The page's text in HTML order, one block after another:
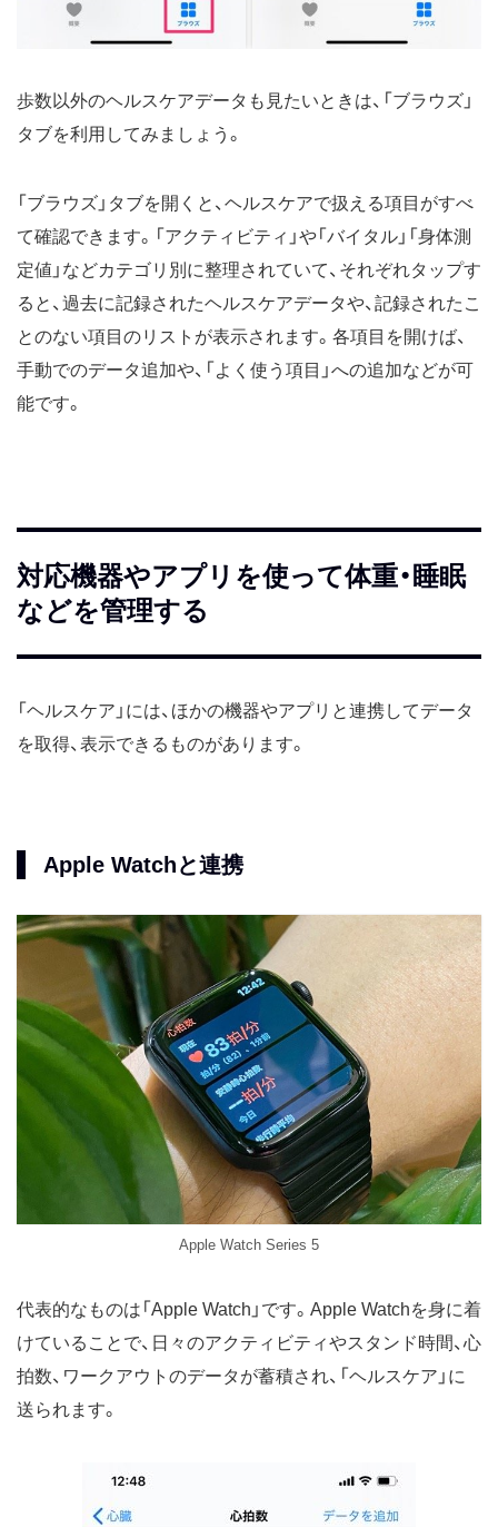
歩数以外のヘルスケアデータも見たいときは、「ブラウズ」
タブを利用してみましょう。
「ブラウズ」タブを開くと、ヘルスケアで扱える項目がすべ
て確認できます。「アクティビティ」や「バイタル」「身体測
定値」などカテゴリ別に整理されていて、それぞれタップす
ると、過去に記録されたヘルスケアデータや、記録されたこ
とのない項目のリストが表示されます。各項目を開けば、
手動でのデータ追加や、「よく使う項目」への追加などが可
能です。
対応機器やアプリを使って体重・睡眠
などを管理する
「ヘルスケア」には、ほかの機器やアプリと連携してデータ
を取得、表示できるものがあります。
Apple Watchと連携
Apple Watch Series 5
代表的なものは「Apple Watch」です。Apple Watchを身に着
けていることで、日々のアクティビティやスタンド時間、心
拍数、ワークアウトのデータが蓄積され、「ヘルスケア」に
送られます。